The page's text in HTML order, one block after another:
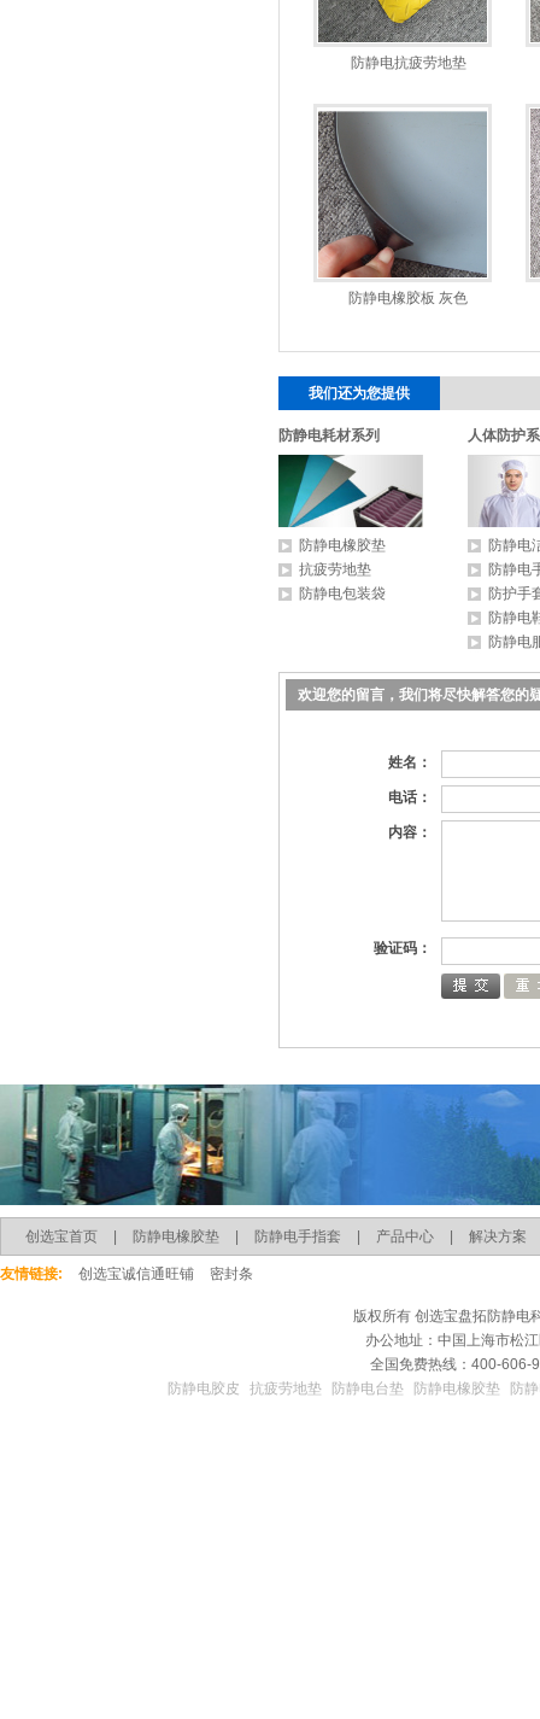
防静电抗疲劳地垫
防静电橡胶板 灰色
我们还为您提供
防静电耗材系列
防静电橡胶垫
抗疲劳地垫
防静电包装袋
人体防护
防静电
防静电
防护手
防静电
防静电
欢迎您的留言，我们将尽快解答您的
姓名：
电话：
内容：
验证码：
创选宝首页 防静电橡胶垫 防静电手指套 产品中心 解决方案
友情链接: 创选宝诚信通旺铺 密封条
版权所有 创选宝盘拓防静电
办公地址：中国上海市松
全国免费热线：400-606-
防静电胶皮
抗疲劳地垫 防静电台垫 防静电橡胶垫 防